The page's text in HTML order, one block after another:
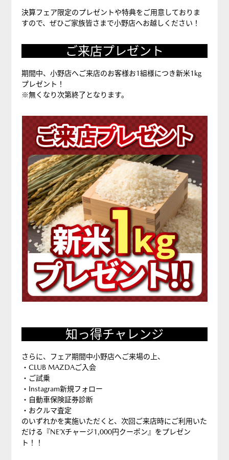
決算フェア限定のプレゼントや特典をご用意しておりま
すので、ぜひご家族皆さまで小野店へお越しください！
ご来店プレゼント
期間中、小野店へご来店のお客様お1組様につき新米1kg
プレゼント！
※無くなり次第終了となります。
知っ得チャレンジ
さらに、フェア期間中小野店へご来場の上、
・CLUB MAZDAご入会
・ご試乗
・Instagram新規フォロー
・自動車保険証券診断
・おクルマ査定
のいずれかを実施いただくと、次回ご来店時にご利用いた
だける『NE’Xチャージ1,000円クーポン』をプレゼン
ト！！